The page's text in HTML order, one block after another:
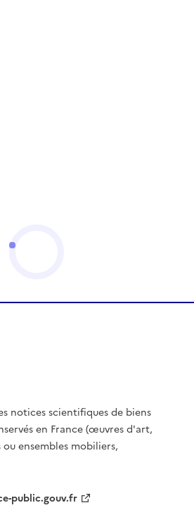
notices scientifiques de biens
en France (œuvres d'art,
ensembles mobiliers,
public.gouv.fr